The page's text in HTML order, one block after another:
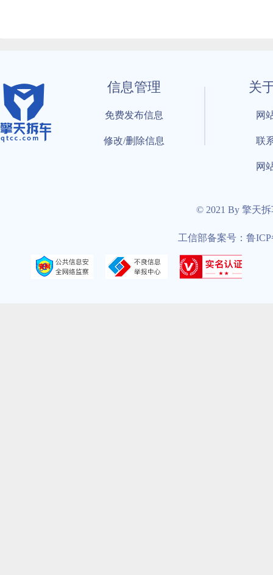
信息管理
免费发布信息
修改/删除信息
关
网
联
网
© 2021 By 擎天
工信部备案号：鲁